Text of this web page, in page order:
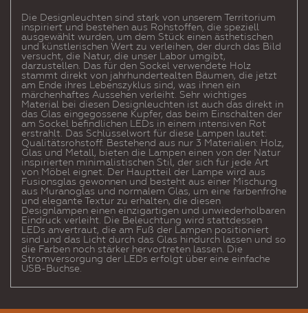
Die Designleuchten sind stark von unserem Territorium
inspiriert und bestehen aus Rohstoffen, die speziell
ausgewählt wurden, um dem Stück einen ästhetischen
und künstlerischen Wert zu verleihen, der durch das Bild
versucht, die Natur, die unser Labor umgibt,
darzustellen. Das für den Sockel verwendete Holz
stammt direkt von jahrhundertealten Bäumen, die jetzt
am Ende ihres Lebenszyklus sind, was ihnen ein
märchenhaftes Aussehen verleiht. Sehr wichtiges
Material bei diesen Designleuchten ist auch das direkt in
das Glas eingegossene Kupfer, das beim Einschalten der
am Sockel befindlichen LEDs in einem intensiven Rot
erstrahlt. Das Schlüsselwort für diese Lampen lautet:
Qualitätsrohstoff. Bestehend aus nur 3 Materialien: Holz,
Glas und Metall, bieten die Lampen einen von der Natur
inspirierten minimalistischen Stil, der sich für jede Art
von Möbel eignet. Der Hauptteil der Lampe wird aus
Fusionsglas gewonnen und besteht aus einer Mischung
aus Muranoglas und normalem Glas, um eine farbenfrohe
und elegante Textur zu erhalten, die diesen
Designlampen einen einzigartigen und unwiederholbaren
Eindruck verleiht. Die Beleuchtung wird stattdessen
LEDs anvertraut, die am Fuß der Lampen positioniert
sind und das Licht durch das Glas hindurch lassen und so
die Farben noch stärker hervortreten lassen. Die
Stromversorgung der LEDs erfolgt über eine einfache
USB-Buchse.